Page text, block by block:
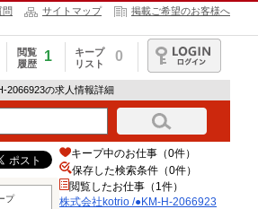
問 サイトマップ 掲載ご希望のお客様へ
閲覧
履歴
1
キープ
リスト
0
ログイン
2066923の求人情報詳細
プ
キープ中のお仕事（0件）
保存した検索条件（0件）
閲覧したお仕事（1件）
株式会社kotrio /●KM-H-2066923